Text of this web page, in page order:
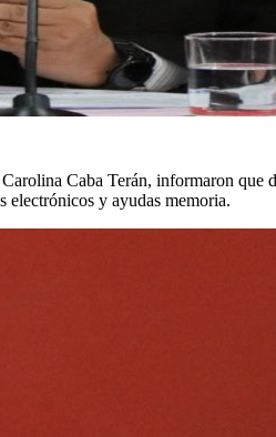
Caba Terán, informaron que
electrónicos y ayudas memoria.